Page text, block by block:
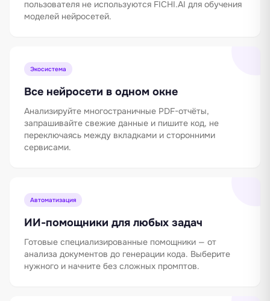
пользователя не используются FICHI.AI для обучения
моделей нейросетей.
Экосистема
Все нейросети в одном окне
Анализируйте многостраничные PDF-отчёты,
запрашивайте свежие данные и пишите код, не
переключаясь между вкладками и сторонними
сервисами.
Автоматизация
ИИ-помощники для любых задач
Готовые специализированные помощники — от
анализа документов до генерации кода. Выберите
нужного и начните без сложных промптов.